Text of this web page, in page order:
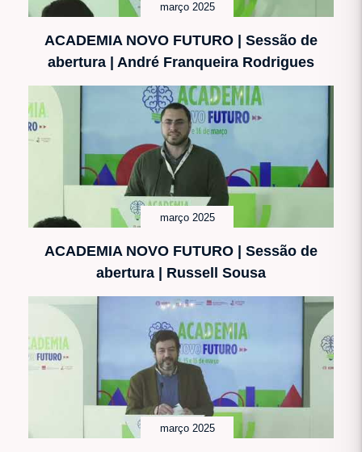
março 2025
ACADEMIA NOVO FUTURO | Sessão de
abertura | André Franqueira Rodrigues
março 2025
ACADEMIA NOVO FUTURO | Sessão de
abertura | Russell Sousa
março 2025